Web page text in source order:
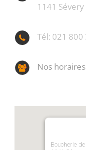
1141 Sévery
Tél: 021 800
Nos horaires
Boucherie